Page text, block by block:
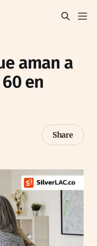
aman a
en
Share